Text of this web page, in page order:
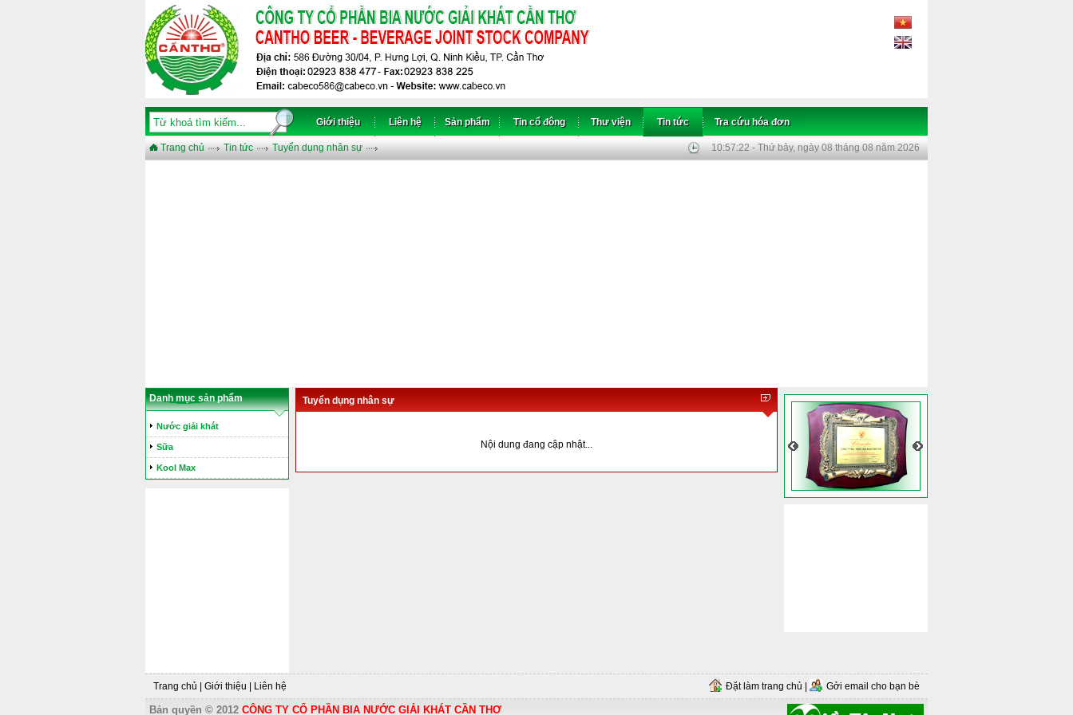
Giới thiệu Liên hệ Sản phẩm Tin cổ đông Thư viện Tin tức Tra cứu hóa đơn
Trang chủ Tin tức Tuyển dụng nhân sự 10:57:23 - Thứ bảy, ngày 08 tháng 08 năm 2026
Danh mục sản phẩm
Nước giải khát
Sữa
Kool Max
Tuyển dụng nhân sự
Nội dung đang cập nhật...
Trang chủ Giới thiệu Liên hệ Đặt làm trang chủ Gởi email cho bạn bè
Bản quyền © 2012 CÔNG TY CỔ PHẦN BIA NƯỚC GIẢI KHÁT CẦN THƠ